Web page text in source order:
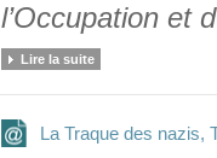
l’Occupation et
Lire la suite
La Traque des nazis,